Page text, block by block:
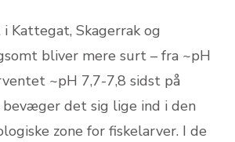
Kattegat, Skagerrak og
bliver mere surt – fra ~pH
~pH 7,7-7,8 sidst på
det sig lige ind i den
zone for fiskelarver. I de